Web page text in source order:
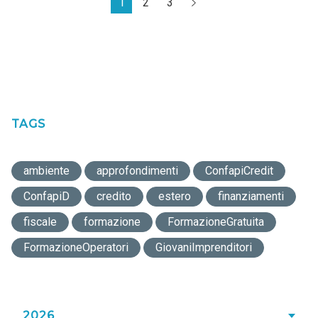
TAGS
ambiente approfondimenti
ConfapiCredit
ConfapiD
credito estero
finanziamenti
fiscale
formazione
FormazioneGratuita
FormazioneOperatori
GiovaniImprenditori